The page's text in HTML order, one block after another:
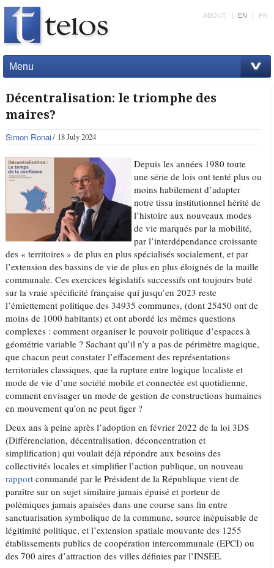
Menu
ABOUT | EN | FR
Décentralisation: le triomphe des
maires?
Simon Ronai 18 July 2024
Depuis les années 1980 toute
une série de lois ont tenté plus ou
moins habilement d’adapter
notre tissu institutionnel hérité de
l’histoire aux nouveaux modes
de vie marqués par la mobilité,
par l’interdépendance croissante
des « territoires » de plus en plus spécialisés socialement, et par
l’extension des bassins de vie de plus en plus éloignés de la maille
communale. Ces exercices législatifs successifs ont toujours buté
sur la vraie spécificité française qui jusqu’en 2023 reste
l’émiettement politique des 34935 communes, (dont 25450 ont de
moins de 1000 habitants) et ont abordé les mêmes questions
complexes : comment organiser le pouvoir politique d’espaces à
géométrie variable ? Sachant qu’il n’y a pas de périmètre magique,
que chacun peut constater l’effacement des représentations
territoriales classiques, que la rupture entre logique localiste et
mode de vie d’une société mobile et connectée est quotidienne,
comment envisager un mode de gestion de constructions humaines
en mouvement qu’on ne peut figer ?
Deux ans à peine après l’adoption en février 2022 de la loi 3DS
(Différenciation, décentralisation, déconcentration et
simplification) qui voulait déjà répondre aux besoins des
collectivités locales et simplifier l’action publique, un nouveau
rapport commandé par le Président de la République vient de
paraître sur un sujet similaire jamais épuisé et porteur de
polémiques jamais apaisées dans une course sans fin entre
sanctuarisation symbolique de la commune, source inépuisable de
légitimité politique, et l’extension spatiale mouvante des 1255
établissements publics de coopération intercommunale (EPCI) ou
des 700 aires d’attraction des villes définies par l’INSEE.